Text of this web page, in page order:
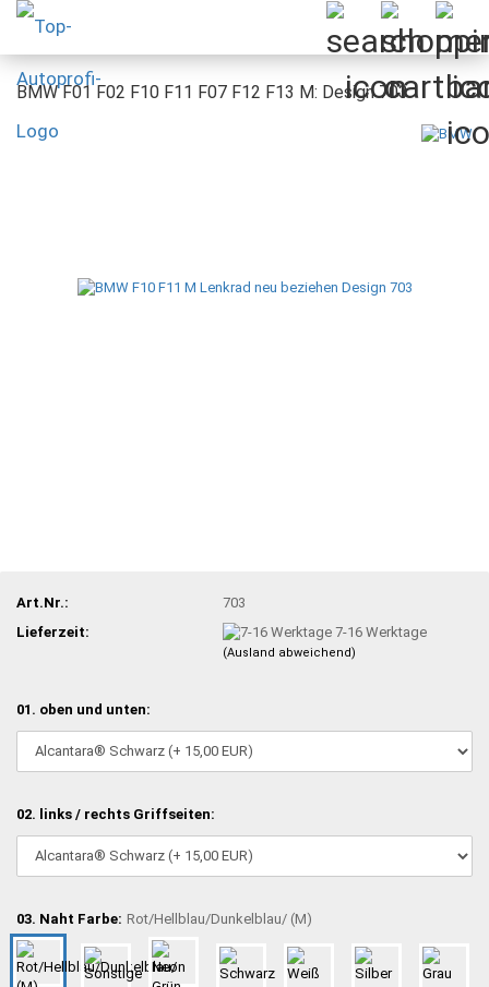
BMW F01 F02 F10 F11 F07 F12 F13 M: Design 703
Art.Nr.:
703
Lieferzeit:
7-16 Werktage
(Ausland abweichend)
01. oben und unten:
02. links / rechts Griffseiten:
03. Naht Farbe: Rot/Hellblau/Dunkelblau/ (M)